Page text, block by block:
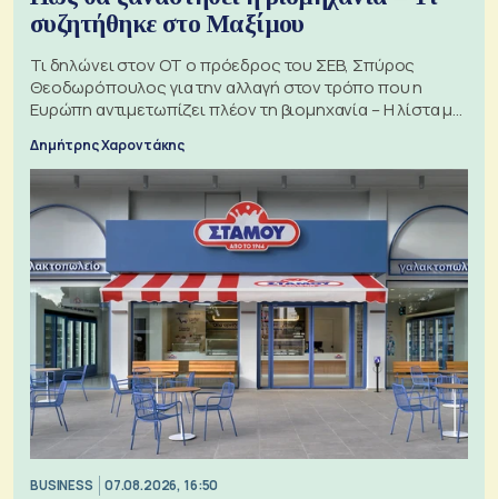
συζητήθηκε στο Μαξίμου
Τι δηλώνει στον ΟΤ ο πρόεδρος του ΣΕΒ, Σπύρος
Θεοδωρόπουλος για την αλλαγή στον τρόπο που η
Ευρώπη αντιμετωπίζει πλέον τη βιομηχανία – Η λίστα με
Δημήτρης Χαροντάκης
BUSINESS 07.08.2026, 16:50